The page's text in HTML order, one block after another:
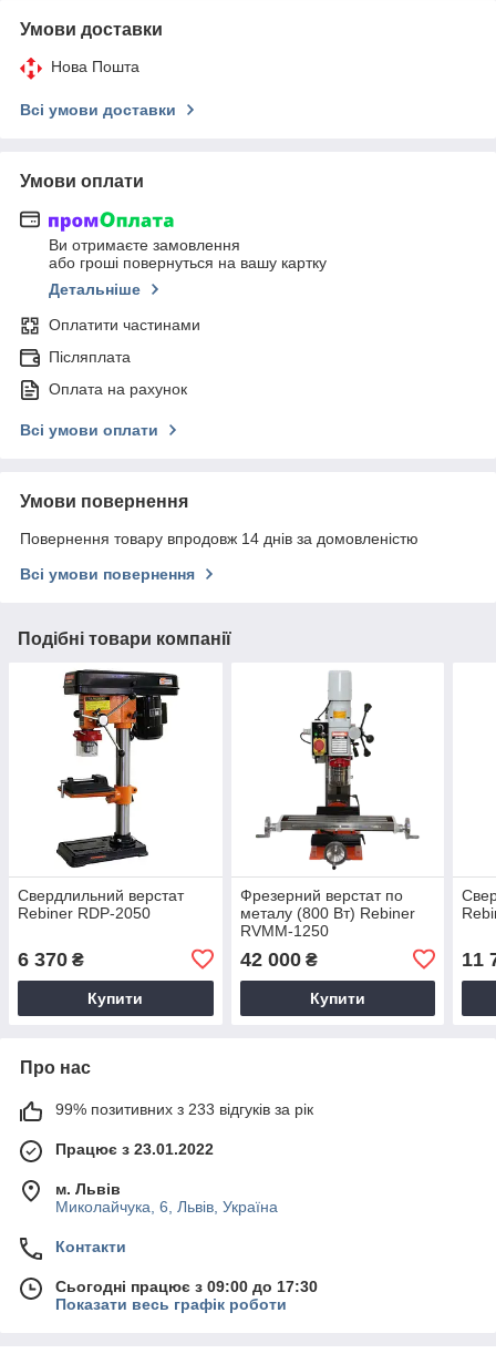
Умови доставки
Нова Пошта
Всі умови доставки
Умови оплати
Ви отримаєте замовлення
або гроші повернуться на вашу картку
Детальніше
Оплатити частинами
Післяплата
Оплата на рахунок
Всі умови оплати
Умови повернення
Повернення товару впродовж 14 днів за домовленістю
Всі умови повернення
Подібні товари компанії
Свердлильний верстат
Rebiner RDP-2050
6 370 ₴
Купити
Фрезерний верстат по
металу (800 Вт) Rebiner
RVMM-1250
42 000₴
Купити
11
Про нас
99% позитивних з 233 відгуків за рік
Працює з 23.01.2022
м. Львів
Миколайчука, 6, Львів, Україна
Контакти
Сьогодні працює з 09:00 до 17:30
Показати весь графік роботи